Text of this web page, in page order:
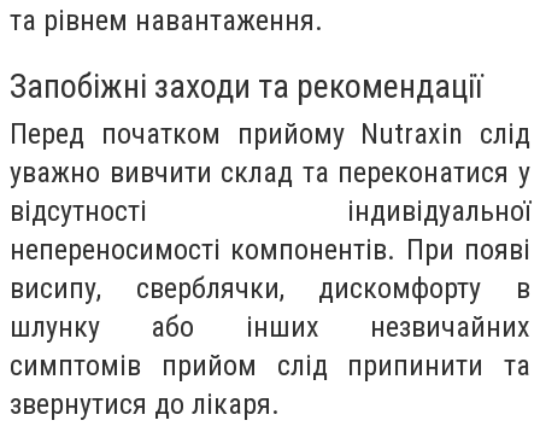
та рівнем навантаження.
Запобіжні заходи та рекомендації
Перед початком прийому Nutraxin слід
уважно вивчити склад та переконатися у
відсутності індивідуальної
непереносимості компонентів. При появі
висипу, сверблячки, дискомфорту в
шлунку або інших незвичайних
симптомів прийом слід припинити та
звернутися до лікаря.